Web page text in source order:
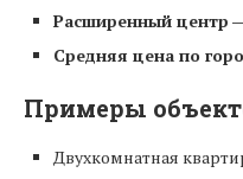
Расширенный центр
Средняя цена по
Примеры
Двухкомнатная